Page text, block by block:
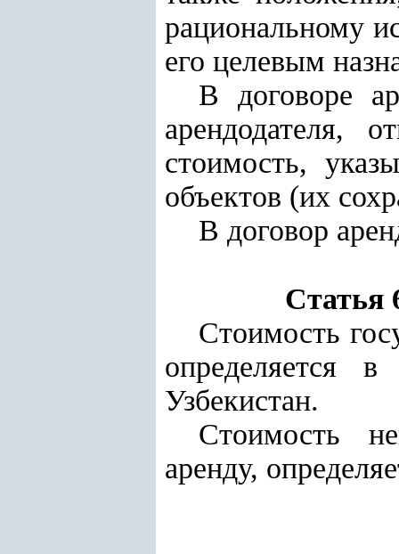
рациональному
его целевым
В договоре
арендодателя,
стоимость,
объектов (их
В договор
Статья
Стоимость
определяется в
Узбекистан.
Стоимость
аренду,